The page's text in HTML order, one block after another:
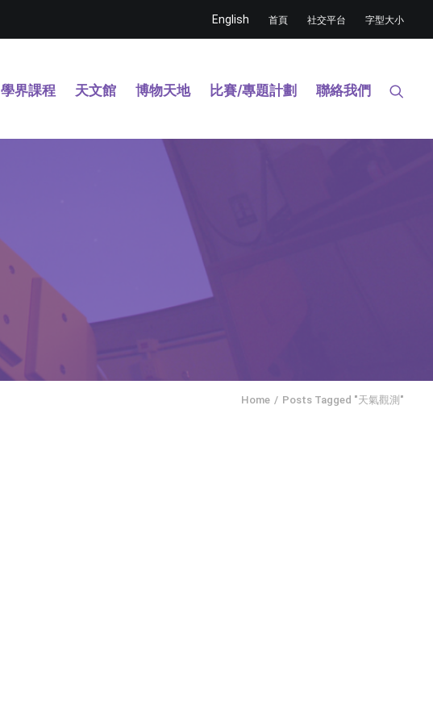
English 首頁 社交平台 字型大小
學界課程 天文館 博物天地 比賽/專題計劃 聯絡我們
Home Posts Tagged "天氣觀測"